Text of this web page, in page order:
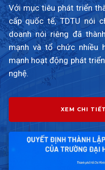
Với mục tiêu phát triển
cấp quốc tế, TDTU nói
doanh nói riêng đã
mạnh và tổ chức nhiều
mạnh hoạt động phát
nghệ.
XEM CHI TIẾT